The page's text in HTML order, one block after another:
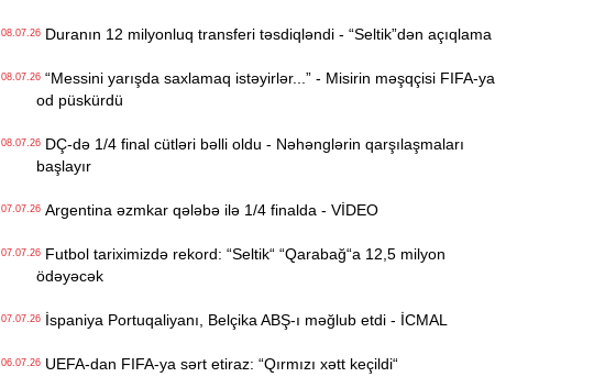
08.07.26Duranın 12 milyonluq transferi təsdiqləndi - “Seltik”dən açıqlama
08.07.26“Messini yarışda saxlamaq istəyirlər...” - Misirin məşqçisi FIFA-ya
od püskürdü
08.07.26DÇ-də 1/4 final cütləri bəlli oldu - Nəhənglərin qarşılaşmaları
başlayır
07.07.26Argentina əzmkar qələbə ilə 1/4 finalda - VİDEO
07.07.26Futbol tariximizdə rekord: “Seltik“ “Qarabağ“a 12,5 milyon
ödəyəcək
07.07.26İspaniya Portuqaliyanı, Belçika ABŞ-ı məğlub etdi - İCMAL
06.07.26UEFA-dan FIFA-ya sərt etiraz: “Qırmızı xətt keçildi“